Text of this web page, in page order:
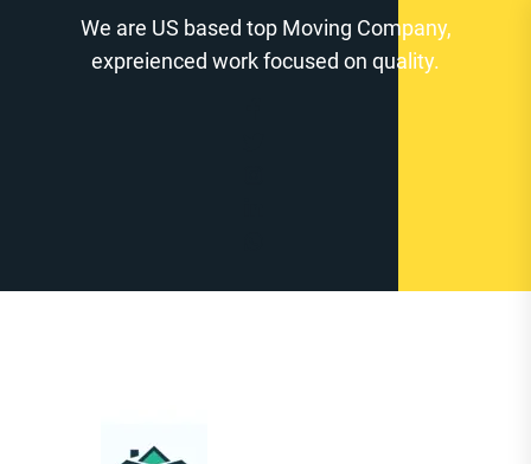
We are US based top Moving Company,
expreienced work focused on quality.